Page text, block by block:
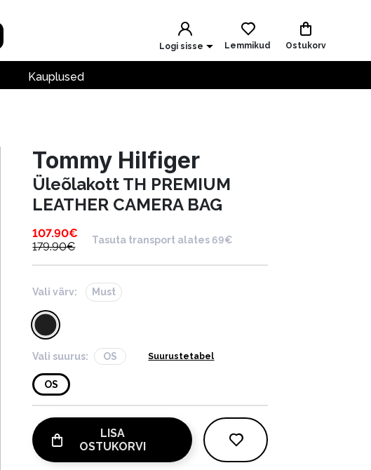
Logi sisse Lemmikud Ostukorv
Kauplused
Tommy Hilfiger
Üleõlakott TH PREMIUM
LEATHER CAMERA BAG
107.90€
179.90€
Tasuta transport alates 69€
Vali värv: Must
Vali suurus: OS Suurustetabel
OS
LISA
OSTUKORVI